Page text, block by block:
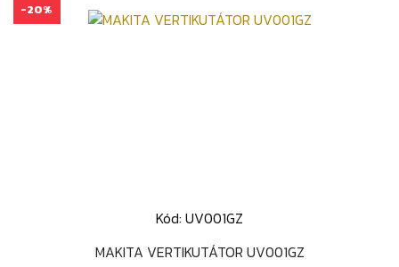
Kód: UV001GZ
MAKITA VERTIKUTÁTOR UV001GZ
-20%